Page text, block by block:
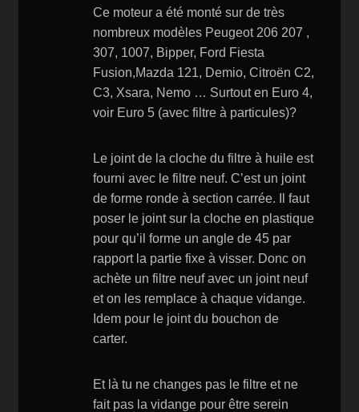
Ce moteur a été monté sur de très
nombreux modèles Peugeot 206 207 ,
307, 1007, Bipper, Ford Fiesta
Fusion,Mazda 121, Demio, Citroën C2,
C3, Xsara, Nemo … Surtout en Euro 4,
voir Euro 5 (avec filtre à particules)?
Le joint de la cloche du filtre à huile est
fourni avec le filtre neuf. C’est un joint
de forme ronde à section carrée. Il faut
poser le joint sur la cloche en plastique
pour qu’il forme un angle de 45 par
rapport la partie fixe à visser. Donc on
achète un filtre neuf avec un joint neuf
et on les remplace à chaque vidange.
Idem pour le joint du bouchon de
carter.
Et là tu ne changes pas le filtre et ne
fait pas la vidange pour être serein